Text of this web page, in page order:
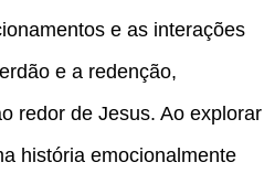
e as interações
e a redenção,
redor de Jesus. Ao explorar
história emocionalmente